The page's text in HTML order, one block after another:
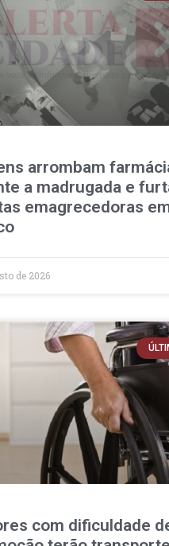
arrombam
a madrugada e
emagrecedoras
de 2026
com dificuldade